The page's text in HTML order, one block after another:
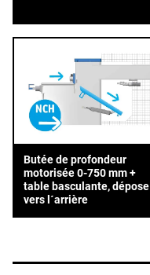
Butée de profondeur
motorisée 0-750 mm +
table basculante, dépose
vers l´arrière